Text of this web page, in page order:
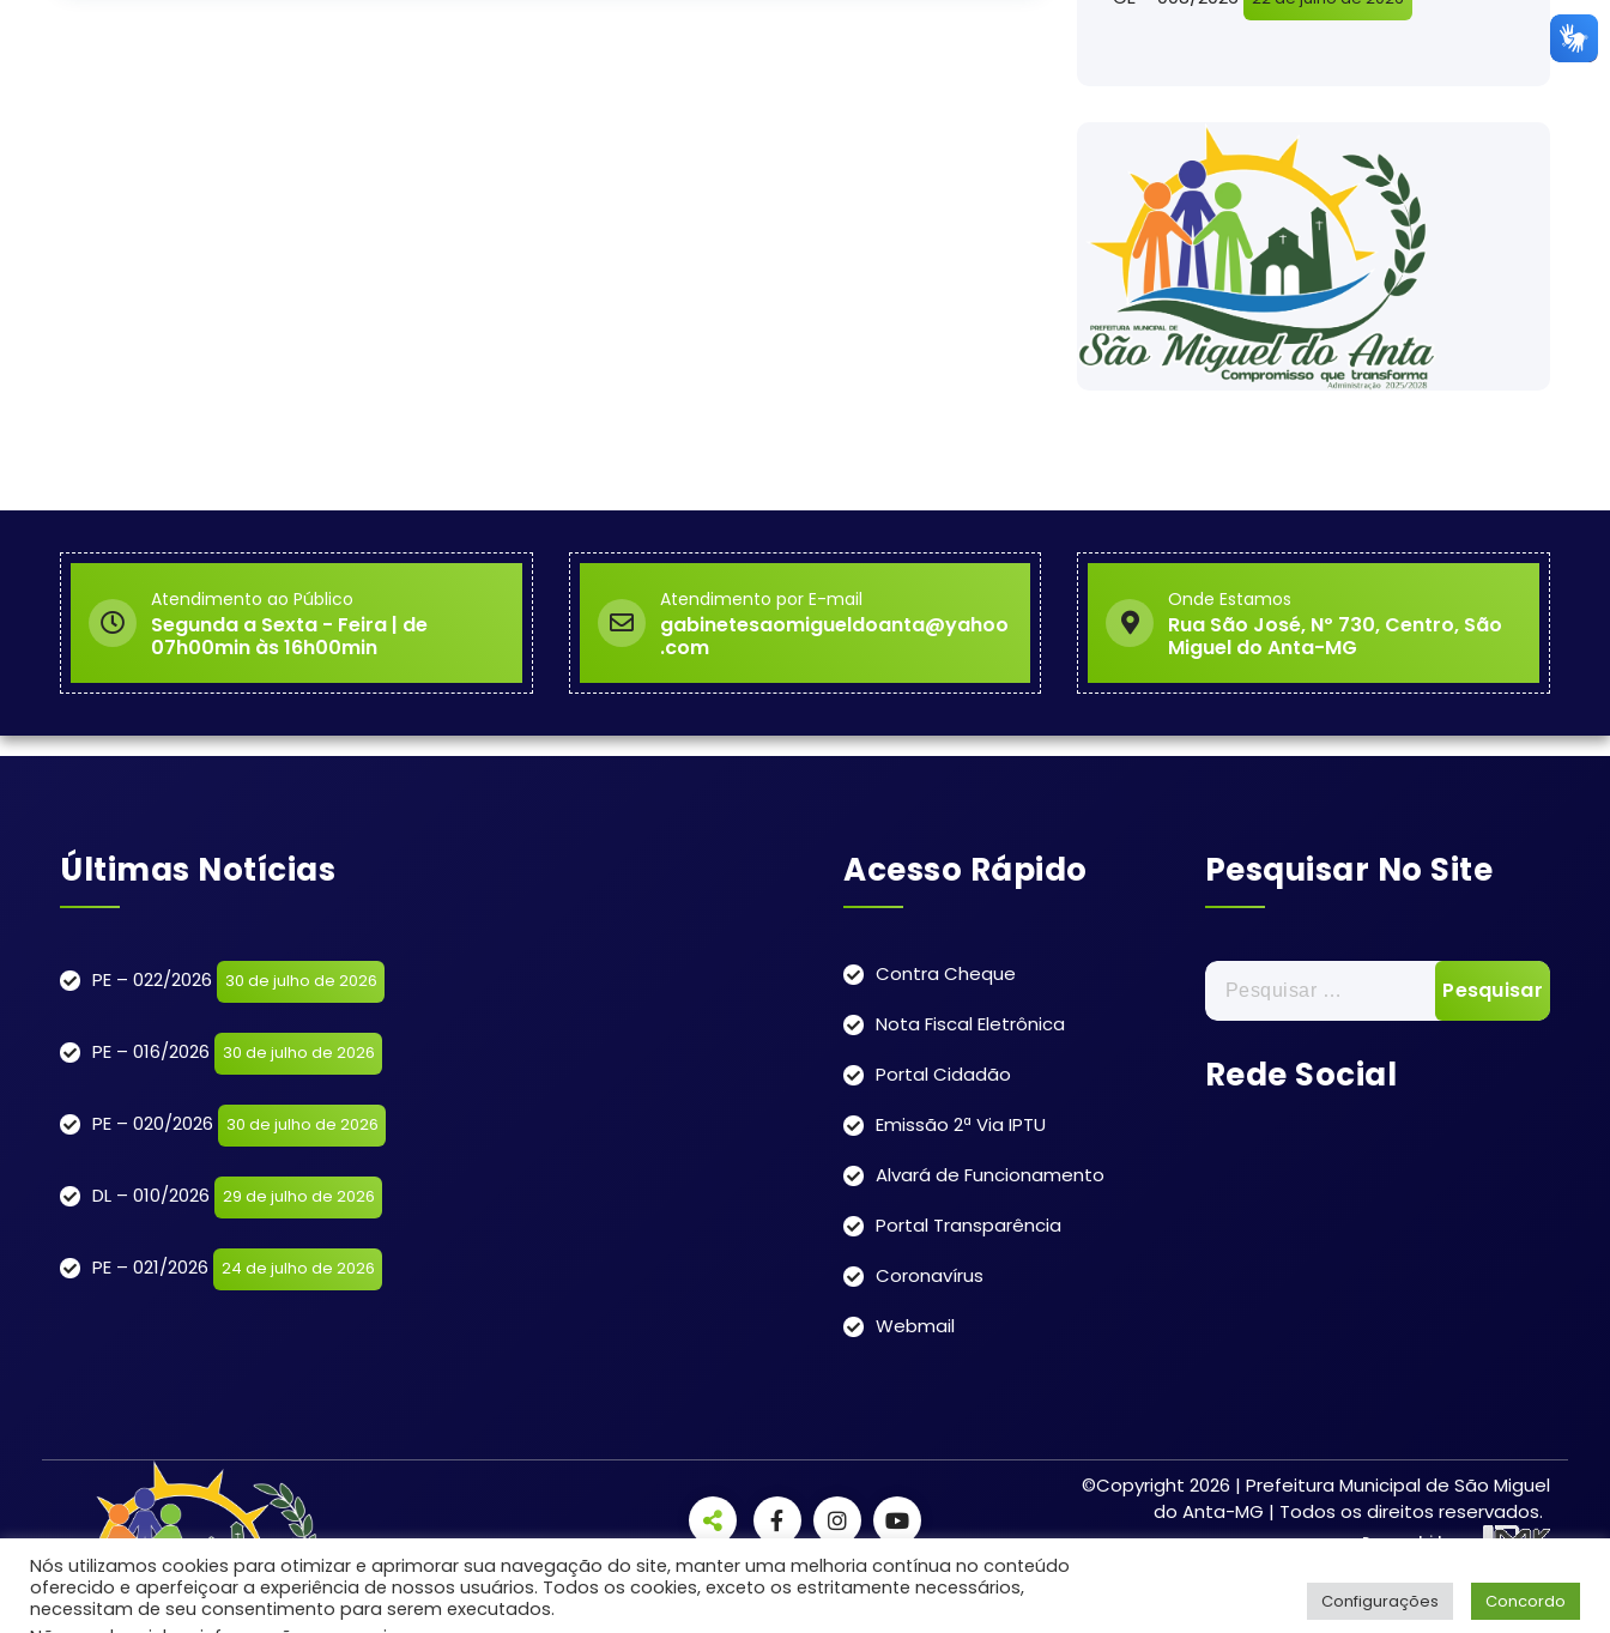
Atendimento ao Público
Segunda a Sexta - Feira | de
07h00min às 16h00min
Atendimento por E-mail
gabinetesaomigueldoanta@yahoo
.com
Onde Estamos
Rua São José, Nº 730, Centro, São
Miguel do Anta-MG
Últimas Notícias
PE – 022/2026 30 de julho de 2026
PE – 016/2026 30 de julho de 2026
PE – 020/2026 30 de julho de 2026
DL – 010/2026 29 de julho de 2026
PE – 021/2026 24 de julho de 2026
Acesso Rápido
Contra Cheque
Nota Fiscal Eletrônica
Portal Cidadão
Emissão 2ª Via IPTU
Alvará de Funcionamento
Portal Transparência
Coronavírus
Webmail
Pesquisar No Site
Pesquisar
por:
Rede Social
©Copyright 2026 | Prefeitura Municipal de São Miguel
do Anta-MG | Todos os direitos reservados.
Desenvolvido por:
Nós utilizamos cookies para otimizar e aprimorar sua navegação do site, manter uma melhoria contínua no conteúdo
oferecido e aperfeiçoar a experiência de nossos usuários. Todos os cookies, exceto os estritamente necessários,
necessitam de seu consentimento para serem executados.
Configurações Concordo